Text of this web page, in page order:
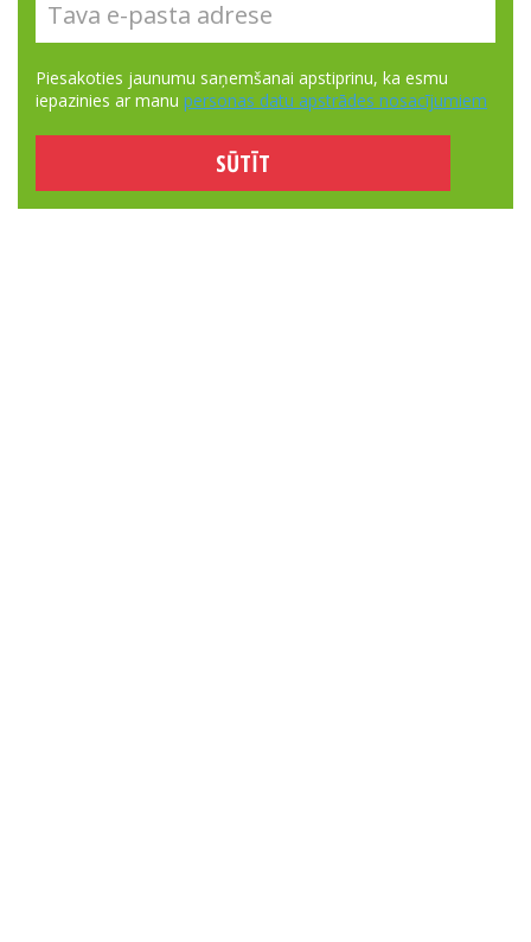
Piesakoties jaunumu saņemšanai apstiprinu, ka esmu
iepazinies ar manu personas datu apstrādes nosacījumiem